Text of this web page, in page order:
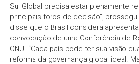
Sul Global precisa estar plenamente
principais foros de decisão”,
disse que o Brasil considera
convocação de uma Conferência de
ONU. “Cada país pode ter sua visão
reforma da governança global ideal.